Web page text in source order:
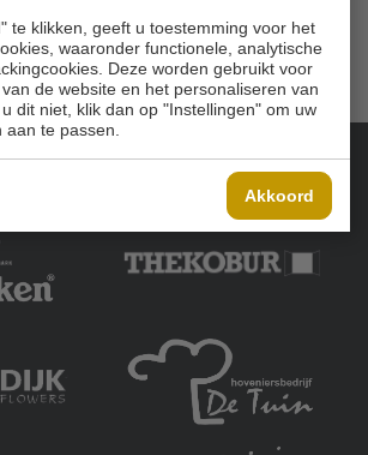
te klikken, geeft u toestemming voor het
waaronder functionele, analytische
Deze worden gebruikt voor
de website en het personaliseren van
dit niet, klik dan op "Instellingen" om uw
te passen.
Akkoord